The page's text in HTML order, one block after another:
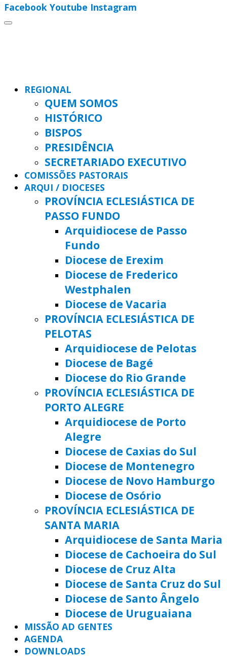
Facebook Youtube Instagram
REGIONAL
QUEM SOMOS
HISTÓRICO
BISPOS
PRESIDÊNCIA
SECRETARIADO EXECUTIVO
COMISSÕES PASTORAIS
ARQUI / DIOCESES
PROVÍNCIA ECLESIÁSTICA DE
PASSO FUNDO
Arquidiocese de Passo
Fundo
Diocese de Erexim
Diocese de Frederico
Westphalen
Diocese de Vacaria
PROVÍNCIA ECLESIÁSTICA DE
PELOTAS
Arquidiocese de Pelotas
Diocese de Bagé
Diocese do Rio Grande
PROVÍNCIA ECLESIÁSTICA DE
PORTO ALEGRE
Arquidiocese de Porto
Alegre
Diocese de Caxias do Sul
Diocese de Montenegro
Diocese de Novo Hamburgo
Diocese de Osório
PROVÍNCIA ECLESIÁSTICA DE
SANTA MARIA
Arquidiocese de Santa Maria
Diocese de Cachoeira do Sul
Diocese de Cruz Alta
Diocese de Santa Cruz do Sul
Diocese de Santo Ângelo
Diocese de Uruguaiana
MISSÃO AD GENTES
AGENDA
DOWNLOADS